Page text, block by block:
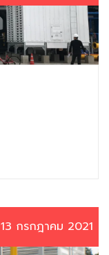
13 กรกฎาคม 2021